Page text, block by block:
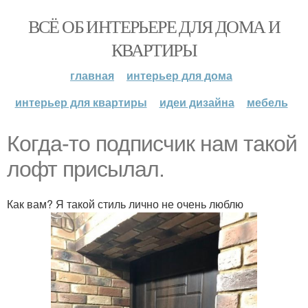
ВСЁ ОБ ИНТЕРЬЕРЕ ДЛЯ ДОМА И
КВАРТИРЫ
главная
интерьер для дома
интерьер для квартиры
идеи дизайна мебель
Когда-то подписчик нам такой
лофт присылал.
Как вам? Я такой стиль лично не очень люблю